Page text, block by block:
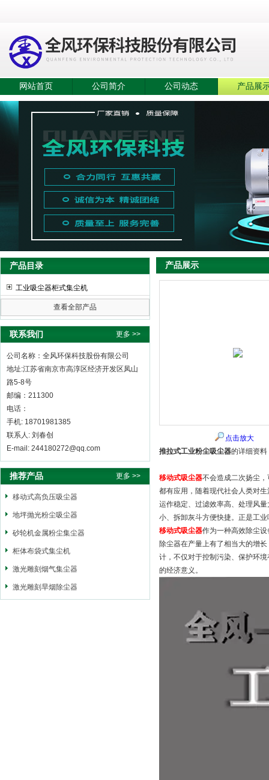
网站首页 公司简介 公司动态 产品展
产品目录
工业吸尘器柜式集尘机
查看全部产品
联系我们 更多 >>
公司名称：全风环保科技股份有限公司
地址:江苏省南京市高淳区经济开发区凤山
路5-8号
邮编：211300
电话：
手机: 18701981385
联系人: 刘春创
E-mail: 244180272@qq.com
推荐产品 更多 >>
移动式高负压吸尘器
地坪抛光粉尘吸尘器
砂轮机金属粉尘集尘器
柜体布袋式集尘机
激光雕刻烟气集尘器
激光雕刻旱烟除尘器
产品展示
点击放大
推拉式工业粉尘吸尘器的详细资料
移动式吸尘器不会造成二次扬尘
都有应用，随着现代社会人类对
运作稳定、过滤效率高、处理风
小、拆卸灰斗方便快捷。正是工
移动式吸尘器作为一种高效除尘
除尘器在产量上有了相当大的增
计，不仅对于控制污染、保护环
的经济意义。